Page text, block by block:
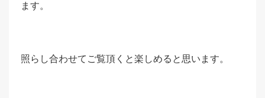
ます。
照らし合わせてご覧頂くと楽しめると思います。